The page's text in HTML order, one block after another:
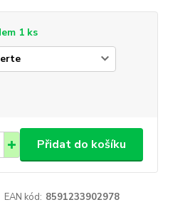
1 ks
Přidat do košíku
EAN kód: 8591233902978